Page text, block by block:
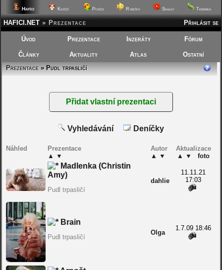
Hafíci Kočičí Ptáčci Rybičky Skalky Terárka
Přihlásit se
HAFICI.NET » Prezentace
Úvod Prezentace Inzeráty Fórum
Články Aktuality Atlas
Ostatní
Prezentace» Pudl trpasličí
Vyhledávání Deníčky
Náhled
Prezentace
▲ ▼
Autor
▲ ▼
Aktualizace
▲ ▼ foto
Madlenka (Christin
Amy)
Pudl trpasličí
dahlie
11.11.21
17:03
Brain
Pudl trpasličí
Olga
1.7.09 18:46